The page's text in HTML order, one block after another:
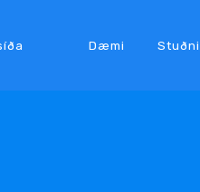
Dæmi